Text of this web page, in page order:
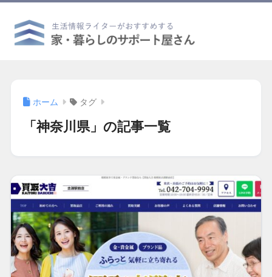
ホーム タグ
「神奈川県」の記事一覧